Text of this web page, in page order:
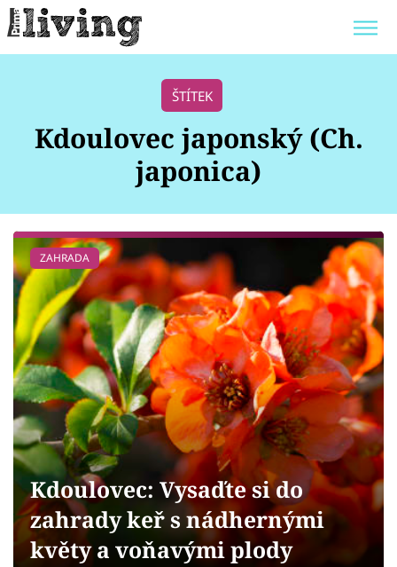
POKOJOVÉ KVĚTINY
ZAHRADA
Bydlení
Zahrada
Design
Sledujte prima+
Přihlášení
Sledujte nás
ŠTÍTEK
Kdoulovec japonský (Ch.
japonica)
ZAHRADA
Kdoulovec: Vysaďte si do
zahrady keř s nádhernými
květy a voňavými plody